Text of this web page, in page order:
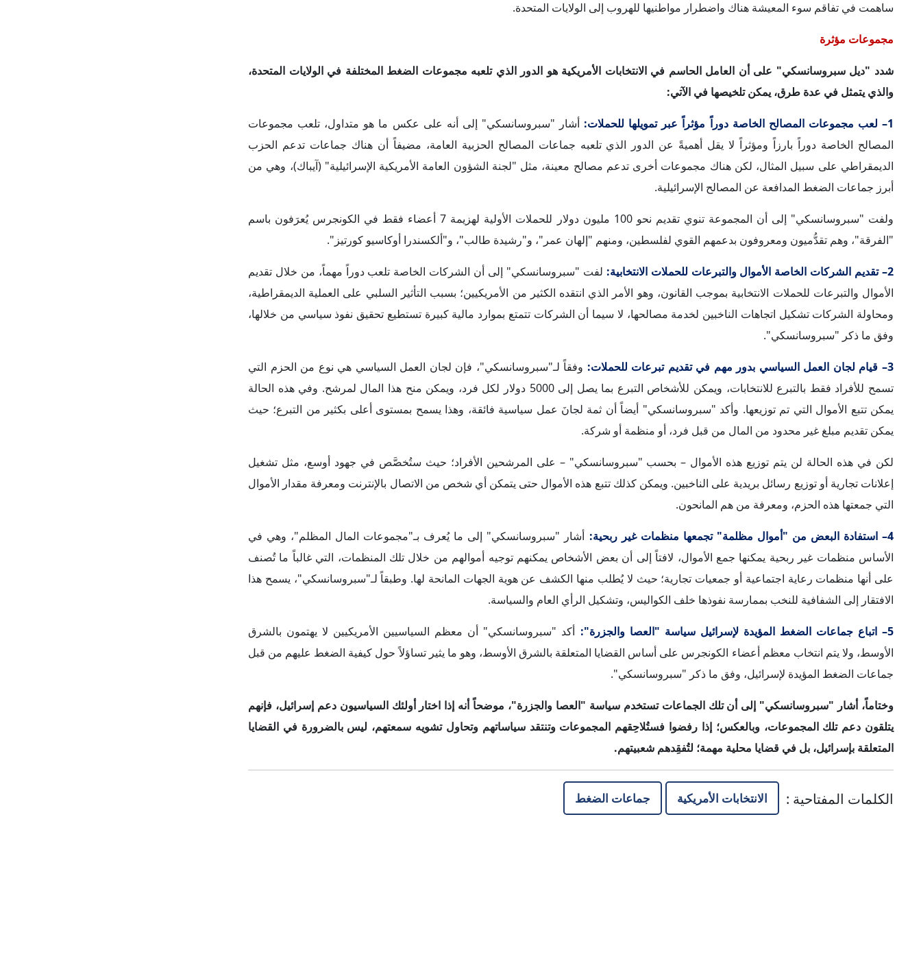
الأموال والتبرعات للحملات الانتخابية بموجب القانون، وهو الأمر الذي انتقده الكثير من الأمريكيين؛ بسبب التأثير السلبي على العملية الديمقراطية،
وفق ما ذكر "سبروسانسكي".
وفقاً لـ"سبروسانسكي"، فإن لجان العمل السياسي هي نوع من الحزم التي
يمكن تتبع الأموال التي تم توزيعها. وأكد "سبروسانسكي" أيضاً أن ثمة لجانَ عمل سياسية فائقة، وهذا يسمح بمستوى أعلى بكثير من التبرع؛ حيث
يمكن تقديم مبلغ غير محدود من المال من قبل فرد، أو منظمة أو شركة.
لكن في هذه الحالة لن يتم توزيع هذه الأموال – بحسب "سبروسانسكي" – على المرشحين الأفراد؛ حيث ستُخصَّص في جهود أوسع، مثل تشغيل
إعلانات تجارية أو توزيع رسائل بريدية على الناخبين. ويمكن كذلك تتبع هذه الأموال حتى يتمكن أي شخص من الاتصال بالإنترنت ومعرفة مقدار الأموال
التي جمعتها هذه الحزم، ومعرفة من هم المانحون.
أشار "سبروسانسكي" إلى ما يُعرف بـ"مجموعات المال المظلم"، وهي في
الأساس منظمات غير ربحية يمكنها جمع الأموال، لافتاً إلى أن بعض الأشخاص يمكنهم توجيه أموالهم من خلال تلك المنظمات، التي غالباً ما تُصنف
على أنها منظمات رعاية اجتماعية أو جمعيات تجارية؛ حيث لا يُطلب منها الكشف عن هوية الجهات المانحة لها. وطبقاً لـ"سبروسانسكي"، يسمح هذا
الافتقار إلى الشفافية للنخب بممارسة نفوذها خلف الكواليس، وتشكيل الرأي العام والسياسة.
5– اتباع جماعات الضغط المؤيدة لإسرائيل سياسة "العصا والجزرة":
الأوسط، ولا يتم انتخاب معظم أعضاء الكونجرس على أساس القضايا المتعلقة بالشرق الأوسط، وهو ما يثير تساؤلاً حول كيفية الضغط عليهم من قبل
جماعات الضغط المؤيدة لإسرائيل، وفق ما ذكر "سبروسانسكي".
وختاماً، أشار "سبروسانسكي" إلى أن تلك الجماعات تستخدم سياسة "العصا والجزرة"، موضحاً أنه إذا اختار أولئك السياسيون دعم إسرائيل، فإنهم
يتلقون دعم تلك المجموعات، وبالعكس؛ إذا رفضوا فستُلاحِقهم المجموعات وتنتقد سياساتهم وتحاول تشويه سمعتهم، ليس بالضرورة في القضايا
المتعلقة بإسرائيل، بل في قضايا محلية مهمة؛ لتُفقِدهم شعبيتهم.
الكلمات المفتاحية: الانتخابات الأمريكية